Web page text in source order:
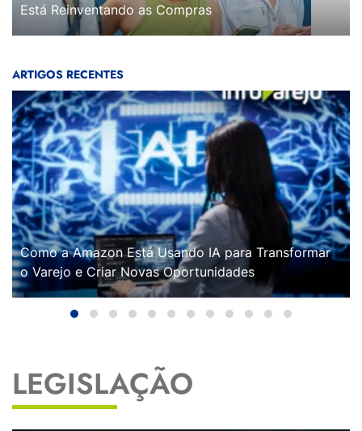
Está Reinventando as Compras
ARTIGOS RECENTES
Como a Amazon Está Usando IA para Transformar
o Varejo e Criar Novas Oportunidades
LEGISLAÇÃO